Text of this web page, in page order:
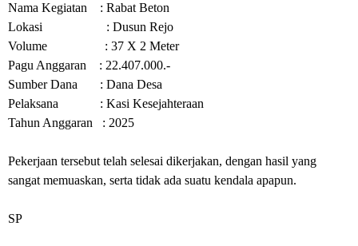
Nama Kegiatan : Rabat Beton
Lokasi : Dusun Rejo
Volume : 37 X 2 Meter
Pagu Anggaran : 22.407.000.-
Sumber Dana : Dana Desa
Pelaksana : Kasi Kesejahteraan
Tahun Anggaran : 2025
Pekerjaan tersebut telah selesai dikerjakan, dengan hasil yang
sangat memuaskan, serta tidak ada suatu kendala apapun.
SP